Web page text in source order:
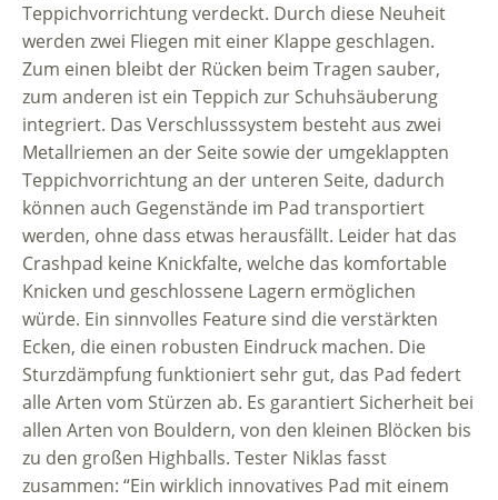
Teppichvorrichtung verdeckt. Durch diese Neuheit
werden zwei Fliegen mit einer Klappe geschlagen.
Zum einen bleibt der Rücken beim Tragen sauber,
zum anderen ist ein Teppich zur Schuhsäuberung
integriert. Das Verschlusssystem besteht aus zwei
Metallriemen an der Seite sowie der umgeklappten
Teppichvorrichtung an der unteren Seite, dadurch
können auch Gegenstände im Pad transportiert
werden, ohne dass etwas herausfällt. Leider hat das
Crashpad keine Knickfalte, welche das komfortable
Knicken und geschlossene Lagern ermöglichen
würde. Ein sinnvolles Feature sind die verstärkten
Ecken, die einen robusten Eindruck machen. Die
Sturzdämpfung funktioniert sehr gut, das Pad federt
alle Arten vom Stürzen ab. Es garantiert Sicherheit bei
allen Arten von Bouldern, von den kleinen Blöcken bis
zu den großen Highballs. Tester Niklas fasst
zusammen: “Ein wirklich innovatives Pad mit einem